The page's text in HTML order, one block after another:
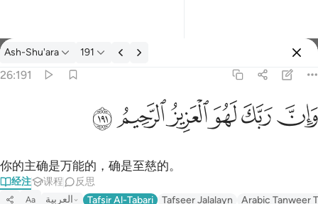
经注: Ash-Shu'ara 26:191
Ash-Shu'ara 191
26:191
وَإِنَّ رَبَّكَ لَهُوَ ٱلْعَزِيزُ ٱلرَّحِيمُ ١٩١
ﱽﱾﱿﲀﲁﲂ
你的主确是万能的，确是至慈的。
经注 课程 反思
Aa العربية Tafsir Al-Tabari Tafseer Jalalayn Arabic Tanweer